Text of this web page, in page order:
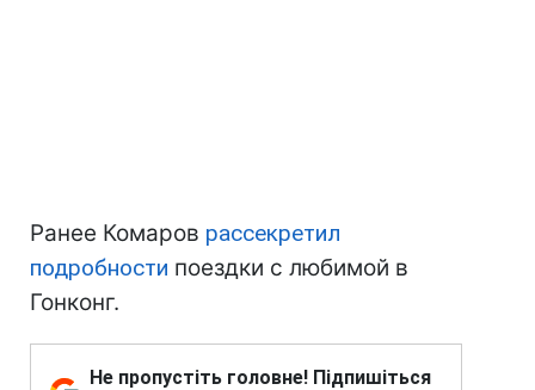
Ранее Комаров рассекретил
подробности поездки с любимой в
Гонконг.
Не пропустіть головне! Підпишіться